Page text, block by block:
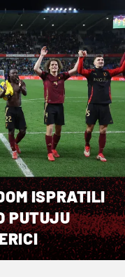
ISPRATILI
PUTUJU